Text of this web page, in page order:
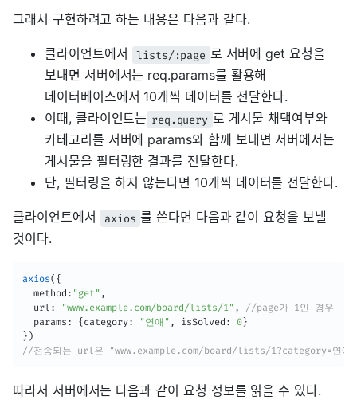
그래서 구현하려고 하는 내용은 다음과 같다.
클라이언트에서 lists/:page 로 서버에 get 요청을
보내면 서버에서는 req.params를 활용해
데이터베이스에서 10개씩 데이터를 전달한다.
이때, 클라이언트는 req.query 로 게시물 채택여부와
카테고리를 서버에 params와 함께 보내면 서버에서는
게시물을 필터링한 결과를 전달한다.
단, 필터링을 하지 않는다면 10개씩 데이터를 전달한다.
클라이언트에서 axios 를 쓴다면 다음과 같이 요청을 보낼
것이다.
axios( {
  method
: "get" ,
  url
: "www.example.com/board/lists/1" ,
//page가 1인 경우
  params
: { category: "연애" , isSolved : 0 }
} )
//전송되는 url은 "www.example.com/board/lists/1?category=연애
따라서 서버에서는 다음과 같이 요청 정보를 읽을 수 있다.